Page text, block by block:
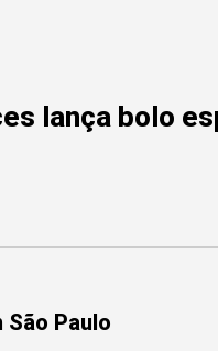
lança bolo
Paulo